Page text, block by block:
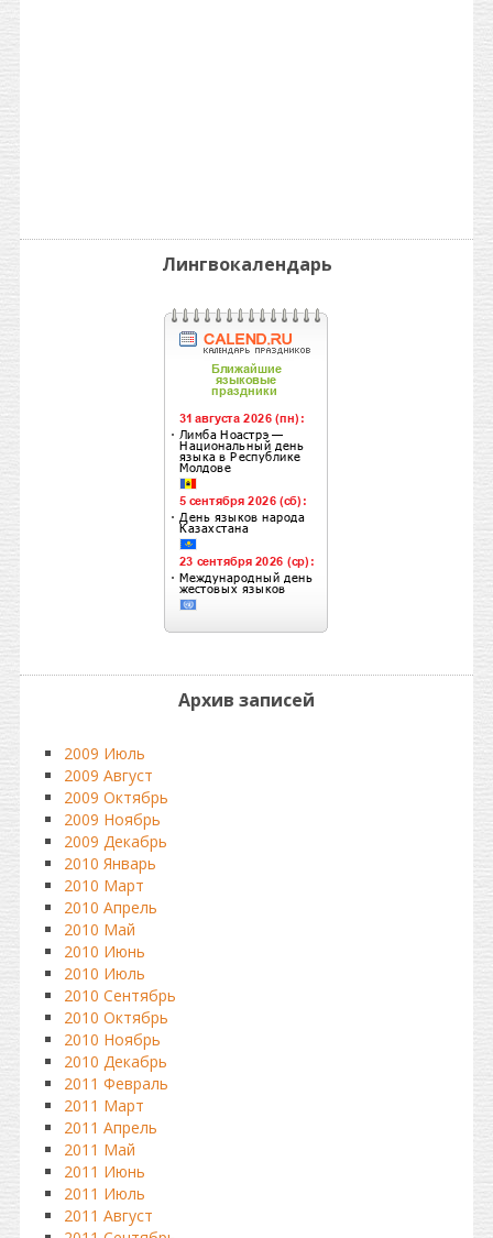
Лингвокалендарь
Архив записей
2009 Июль
2009 Август
2009 Октябрь
2009 Ноябрь
2009 Декабрь
2010 Январь
2010 Март
2010 Апрель
2010 Май
2010 Июнь
2010 Июль
2010 Сентябрь
2010 Октябрь
2010 Ноябрь
2010 Декабрь
2011 Февраль
2011 Март
2011 Апрель
2011 Май
2011 Июнь
2011 Июль
2011 Август